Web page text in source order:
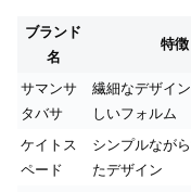
ブランド
名
特徴
サマンサ
タバサ
繊細なデザイ
しいフォルム
ケイトス
ペード
シンプルなが
たデザイン